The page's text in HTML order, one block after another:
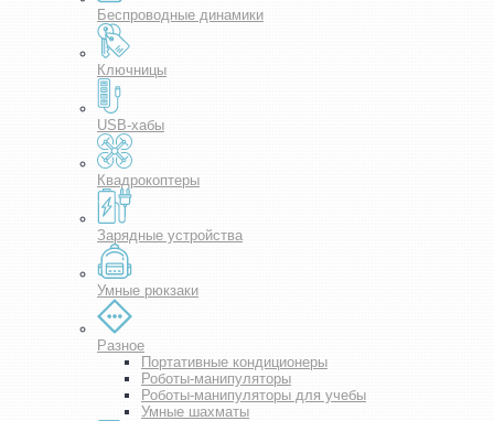
Беспроводные динамики
Ключницы
USB-хабы
Квадрокоптеры
Зарядные устройства
Умные рюкзаки
Разное
Портативные кондиционеры
Роботы-манипуляторы
Роботы-манипуляторы для учебы
Умные шахматы